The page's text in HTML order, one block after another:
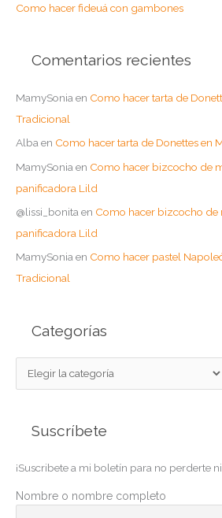
Como hacer fideuá con gambones
Comentarios recientes
MamySonia en Como hacer tarta de
Tradicional
Alba en Como hacer tarta de Donettes en
MamySonia en Como hacer bizcocho de
panificadora Lild
@lissi_bonita en Como hacer bizcocho de
panificadora Lild
MamySoniaen Como hacer pastel
Tradicional
Categorías
a
o
r
Suscríbete
¡Suscribete a mi boletín para no perderte
Nombre o nombre completo